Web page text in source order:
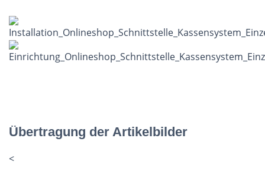
Übertragung der Artikelbilder
<